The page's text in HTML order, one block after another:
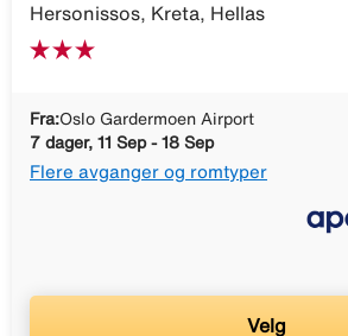
Hersonissos, Kreta, Hellas
Fra:Oslo Gardermoen Airport
7 dager, 11 Sep - 18 Sep
Flere avganger og romtyper
Velg